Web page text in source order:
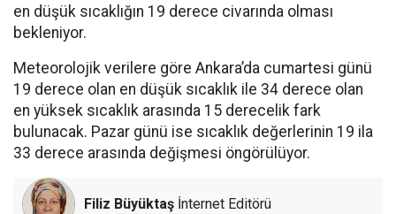
en düşük sıcaklığın 19 derece civarında olması
bekleniyor.
Meteorolojik verilere göre Ankara’da cumartesi günü
19 derece olan en düşük sıcaklık ile 34 derece olan
en yüksek sıcaklık arasında 15 derecelik fark
bulunacak. Pazar günü ise sıcaklık değerlerinin 19 ila
33 derece arasında değişmesi öngörülüyor.
Filiz Büyüktaş İnternet Editörü